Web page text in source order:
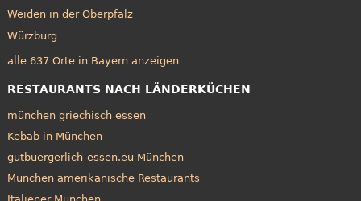
Weiden in der Oberpfalz
Würzburg
alle 637 Orte in Bayern anzeigen
RESTAURANTS NACH LÄNDERKÜCHEN
münchen griechisch essen
Kebab in München
gutbuergerlich-essen.eu München
München amerikanische Restaurants